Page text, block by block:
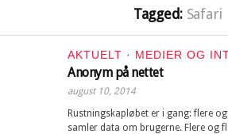
Tagged: Safari
AKTUELT · MEDIER OG
Anonym på nettet
august 10, 2014
Rustningskapløbet er i gang: flere
samler data om brugerne. Flere og